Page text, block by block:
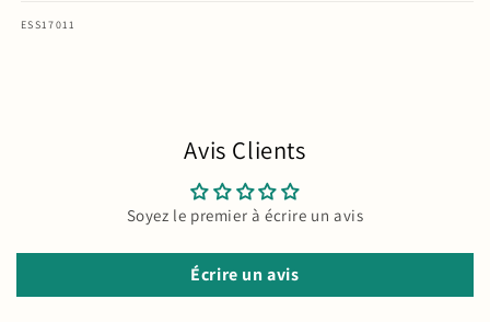
SKU:
ESS17011
Avis Clients
Soyez le premier à écrire un avis
Écrire un avis